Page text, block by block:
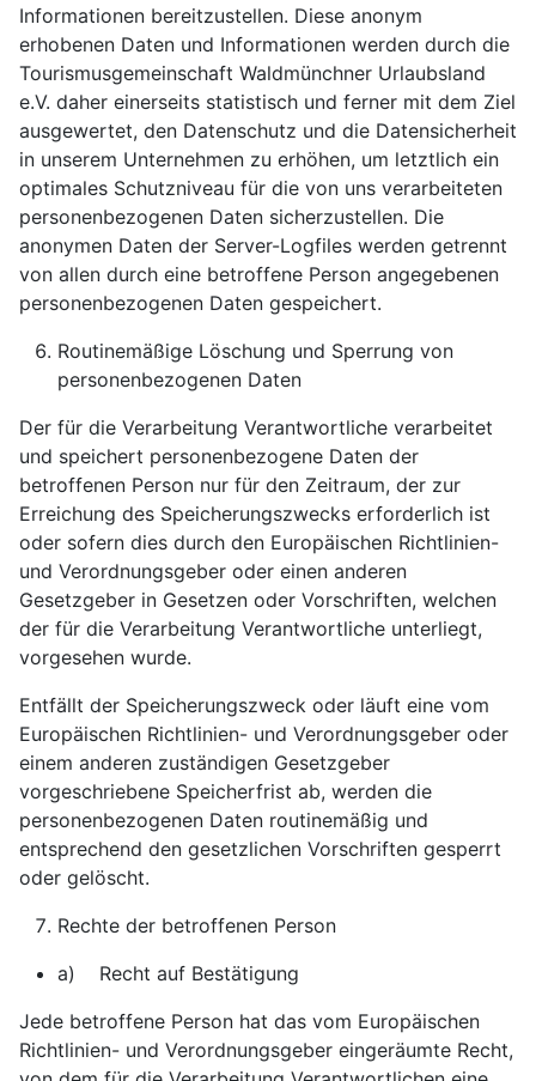
Informationen bereitzustellen. Diese anonym
erhobenen Daten und Informationen werden durch die
Tourismusgemeinschaft Waldmünchner Urlaubsland
e.V. daher einerseits statistisch und ferner mit dem Ziel
ausgewertet, den Datenschutz und die Datensicherheit
in unserem Unternehmen zu erhöhen, um letztlich ein
optimales Schutzniveau für die von uns verarbeiteten
personenbezogenen Daten sicherzustellen. Die
anonymen Daten der Server-Logfiles werden getrennt
von allen durch eine betroffene Person angegebenen
personenbezogenen Daten gespeichert.
Routinemäßige Löschung und Sperrung von
personenbezogenen Daten
Der für die Verarbeitung Verantwortliche verarbeitet
und speichert personenbezogene Daten der
betroffenen Person nur für den Zeitraum, der zur
Erreichung des Speicherungszwecks erforderlich ist
oder sofern dies durch den Europäischen Richtlinien-
und Verordnungsgeber oder einen anderen
Gesetzgeber in Gesetzen oder Vorschriften, welchen
der für die Verarbeitung Verantwortliche unterliegt,
vorgesehen wurde.
Entfällt der Speicherungszweck oder läuft eine vom
Europäischen Richtlinien- und Verordnungsgeber oder
einem anderen zuständigen Gesetzgeber
vorgeschriebene Speicherfrist ab, werden die
personenbezogenen Daten routinemäßig und
entsprechend den gesetzlichen Vorschriften gesperrt
oder gelöscht.
Rechte der betroffenen Person
a) Recht auf Bestätigung
Jede betroffene Person hat das vom Europäischen
Richtlinien- und Verordnungsgeber eingeräumte Recht,